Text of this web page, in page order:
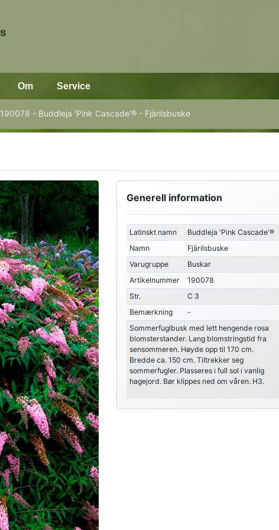
Om Service
190078 - Buddleja 'Pink Cascade'® - Fjärilsbuske
Generell information
Latinskt namn
Buddleja 'Pink Cascade'®
Namn
Fjärilsbuske
Varugruppe
Buskar
Artikelnummer
190078
Str.
C 3
Bemærkning
-
Sommerfuglbusk med lett hengende rosa
blomsterstander. Lang blomstringstid fra
sensommeren. Høyde opp til 170 cm.
Bredde ca. 150 cm. Tiltrekker seg
sommerfugler. Plasseres i full sol i vanlig
hagejord. Bør klippes ned om våren. H3.